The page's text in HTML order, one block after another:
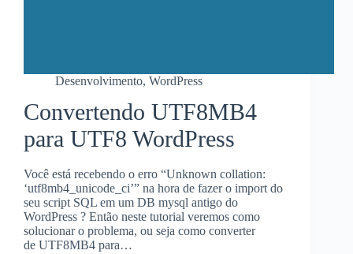
Desenvolvimento, WordPress
Convertendo UTF8MB4
para UTF8 WordPress
Você está recebendo o erro “Unknown collation:
‘utf8mb4_unicode_ci’” na hora de fazer o import do
seu script SQL em um DB mysql antigo do
WordPress ? Então neste tutorial veremos como
solucionar o problema, ou seja como converter
de UTF8MB4 para…